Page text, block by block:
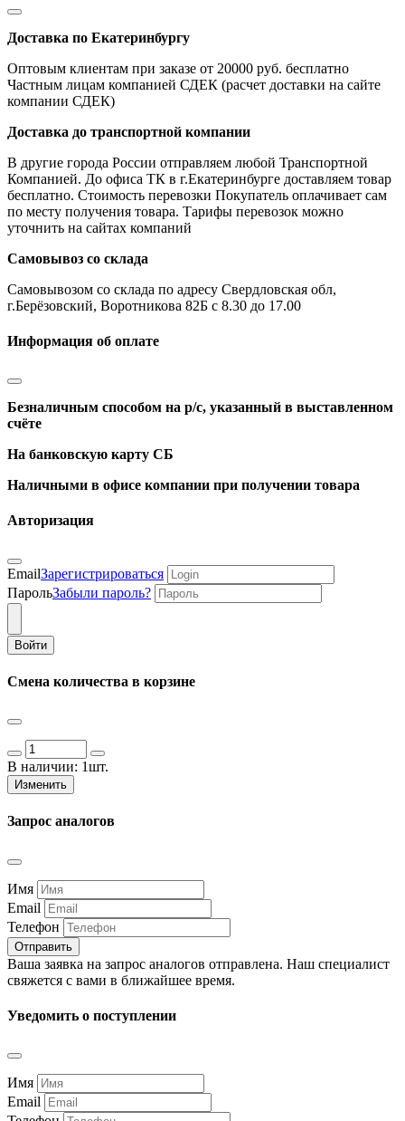
Доставка по Екатеринбургу
Оптовым клиентам при заказе от 20000 руб. бесплатно
Частным лицам компанией СДЕК (расчет доставки на сайте
компании СДЕК)
Доставка до транспортной компании
В другие города России отправляем любой Транспортной
Компанией. До офиса ТК в г.Екатеринбурге доставляем товар
бесплатно. Стоимость перевозки Покупатель оплачивает сам
по месту получения товара. Тарифы перевозок можно
уточнить на сайтах компаний
Самовывоз со склада
Самовывозом со склада по адресу Свердловская обл,
г.Берёзовский, Воротникова 82Б с 8.30 до 17.00
Информация об оплате
Безналичным способом на р/с, указанный в выставленном
счёте
На банковскую карту СБ
Наличными в офисе компании при получении товара
Авторизация
EmailЗарегистрироваться
ПарольЗабыли пароль?
Войти
Смена количества в корзине
В наличии: 1шт.
Изменить
Запрос аналогов
Имя
Email
Телефон
Отправить
Ваша заявка на запрос аналогов отправлена. Наш специалист
свяжется с вами в ближайшее время.
Уведомить о поступлении
Имя
Email